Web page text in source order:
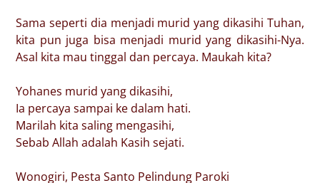
Sama seperti dia menjadi murid yang dikasihi Tuhan,
kita pun juga bisa menjadi murid yang dikasihi-Nya.
Asal kita mau tinggal dan percaya. Maukah kita?
Yohanes murid yang dikasihi,
Ia percaya sampai ke dalam hati.
Marilah kita saling mengasihi,
Sebab Allah adalah Kasih sejati.
Wonogiri, Pesta Santo Pelindung Paroki